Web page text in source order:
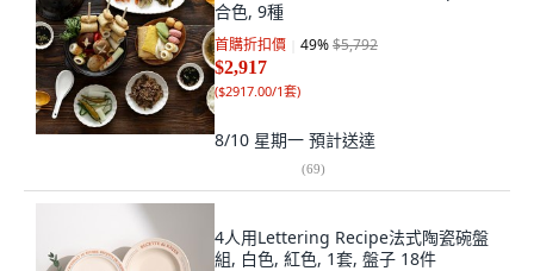
合色, 9種
首購折扣價 49%$5,792
$2,917
($2917.00/1套)
8/10 星期一 預計送達
(69)
4人用Lettering Recipe法式陶瓷碗盤
組, 白色, 紅色, 1套, 盤子 18件